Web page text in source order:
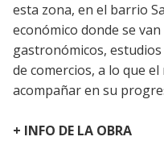
esta zona, en el barrio
económico donde se
gastronómicos,
de comercios, a lo que
acompañar en su
+ INFO DE LA OBRA